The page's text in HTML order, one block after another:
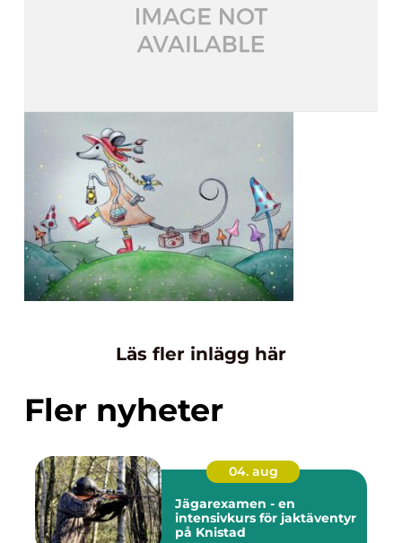
Läs fler inlägg här
Fler nyheter
04. aug
Jägarexamen - en
intensivkurs för jaktäventyr
på Knistad